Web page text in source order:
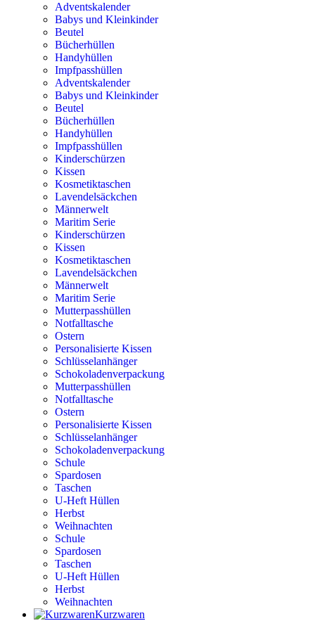
Adventskalender
Babys und Kleinkinder
Beutel
Bücherhüllen
Handyhüllen
Impfpasshüllen
Adventskalender
Babys und Kleinkinder
Beutel
Bücherhüllen
Handyhüllen
Impfpasshüllen
Kinderschürzen
Kissen
Kosmetiktaschen
Lavendelsäckchen
Männerwelt
Maritim Serie
Kinderschürzen
Kissen
Kosmetiktaschen
Lavendelsäckchen
Männerwelt
Maritim Serie
Mutterpasshüllen
Notfalltasche
Ostern
Personalisierte Kissen
Schlüsselanhänger
Schokoladenverpackung
Mutterpasshüllen
Notfalltasche
Ostern
Personalisierte Kissen
Schlüsselanhänger
Schokoladenverpackung
Schule
Spardosen
Taschen
U-Heft Hüllen
Herbst
Weihnachten
Schule
Spardosen
Taschen
U-Heft Hüllen
Herbst
Weihnachten
Kurzwaren